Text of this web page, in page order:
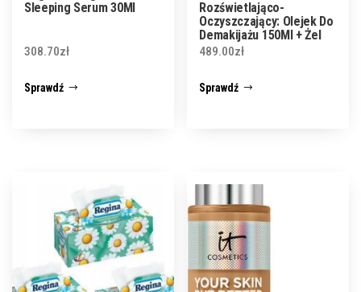
Sleeping Serum 30Ml
308.70zł
Sprawdź
Rozświetlająco-
Oczyszczający: Olejek Do
Demakijażu 150Ml + Żel
Oczyszczający 250Ml +
489.00zł
Sprawdź